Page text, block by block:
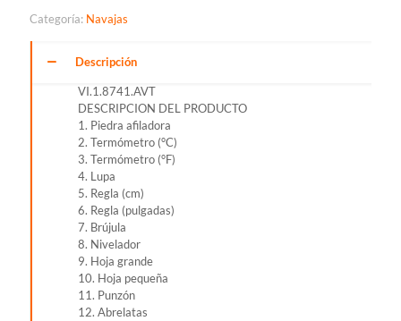
Categoría: Navajas
Descripción
VI.1.8741.AVT
DESCRIPCION DEL PRODUCTO
1. Piedra afiladora
2. Termómetro (°C)
3. Termómetro (°F)
4. Lupa
5. Regla (cm)
6. Regla (pulgadas)
7. Brújula
8. Nivelador
9. Hoja grande
10. Hoja pequeña
11. Punzón
12. Abrelatas